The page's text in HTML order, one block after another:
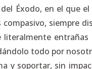
Éxodo, en el que
siempre
entrañas
todo por
y soportar, sin